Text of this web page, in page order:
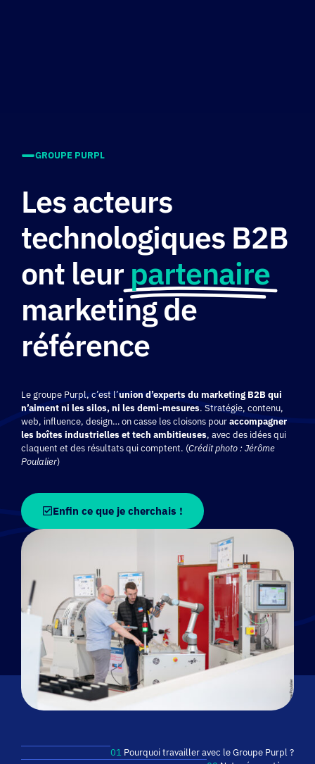
GROUPE PURPL
Les acteurs
technologiques B2B
ont leur partenaire
marketing de
référence
Le groupe Purpl, c’est l’union d’experts du marketing B2B qui
n’aiment ni les silos, ni les demi-mesures. Stratégie, contenu,
web, influence, design… on casse les cloisons pouraccompagner
les boîtes industrielles et tech ambitieuses, avec des idées qui
claquent et des résultats qui comptent. (Crédit photo : Jérôme
Poulalier)
Enfin ce que je cherchais !
01 Pourquoi travailler avec le Groupe Purpl ?